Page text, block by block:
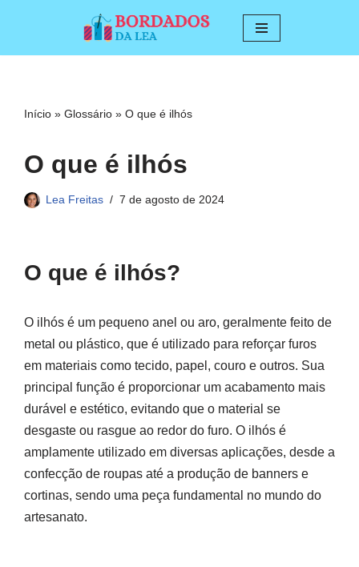
conteúdo
Início » Glossário » O que é ilhós
O que é ilhós
Lea Freitas 7 de agosto de 2024
O que é ilhós?
O ilhós é um pequeno anel ou aro, geralmente feito de
metal ou plástico, que é utilizado para reforçar furos
em materiais como tecido, papel, couro e outros. Sua
principal função é proporcionar um acabamento mais
durável e estético, evitando que o material se
desgaste ou rasgue ao redor do furo. O ilhós é
amplamente utilizado em diversas aplicações, desde a
confecção de roupas até a produção de banners e
cortinas, sendo uma peça fundamental no mundo do
artesanato.